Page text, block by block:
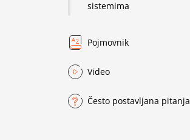
sistemima
Pojmovnik
Video
Često postavljana pitanja